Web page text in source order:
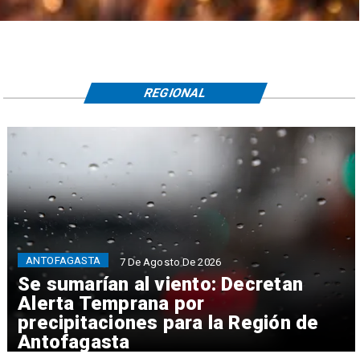
Se sumarían al viento: Decretan
Alerta Temprana por
precipitaciones para la Región de
Antofagasta
ANTOFAGASTA 7 De Agosto De 2026
REGIONAL